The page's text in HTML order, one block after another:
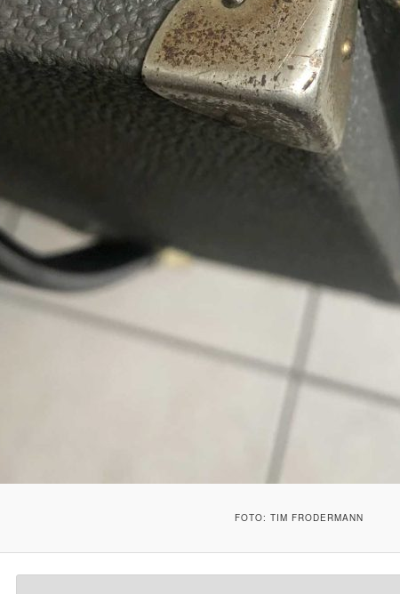
FOTO: TIM FRODERMANN